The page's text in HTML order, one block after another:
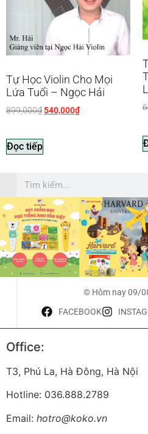
Tự Học Violin Cho Mọi
Lứa Tuổi – Ngọc Hải
899,000₫540,000₫
Đọc tiếp
© Hôm nay 09/
FACEBOOK
Office:
T3, Phú La, Hà Đông, Hà Nội
Hotline: 036.888.2789
Email: hotro@koko.vn